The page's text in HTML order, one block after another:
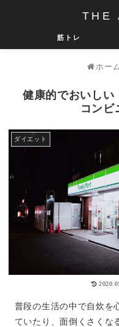
THE
筋トレ
ホー
健康的でおいしい
コンビ
ダイエット
普段の生活の中で自炊を
ていたり、面倒くさくな